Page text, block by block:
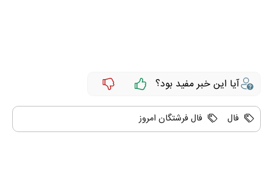
آیا این خبر مفید بود؟
فال فال فرشتگان امروز